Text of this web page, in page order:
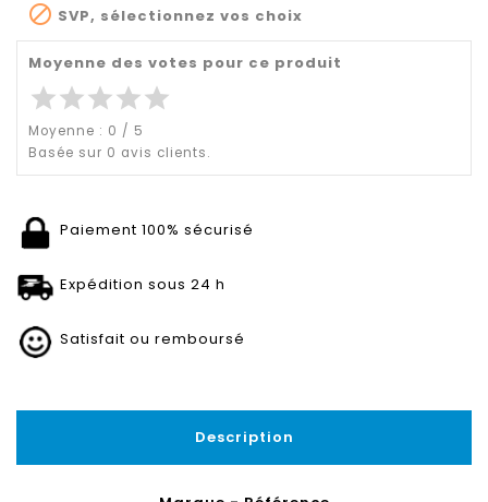
 SVP, sélectionnez vos choix
Moyenne des votes pour ce produit
starstarstarstarstar
Moyenne : 0 / 5
Basée sur 0 avis clients.
Paiement 100% sécurisé
Expédition sous 24 h
Satisfait ou remboursé
Description